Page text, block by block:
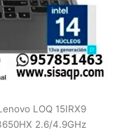
LOQ 15IRX9
2.6/4.9GHz